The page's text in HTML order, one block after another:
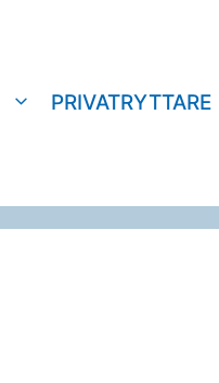
PRIVATRYTTARE